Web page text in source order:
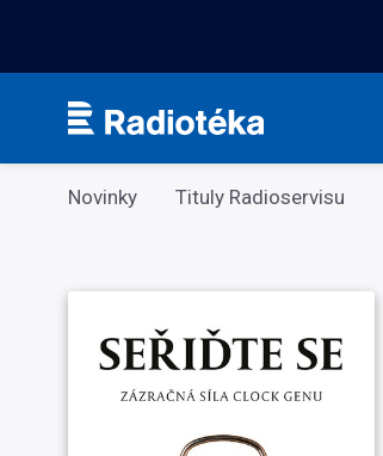
Kategorie
Novinky Tituly Radioservisu